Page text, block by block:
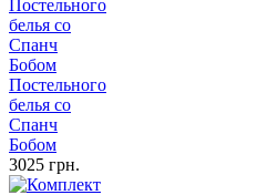
Постельного
белья со
Спанч
Бобом
3025 грн.